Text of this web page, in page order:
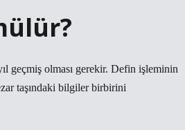
geçmiş olması gerekir. Defin işleminin
taşındaki bilgiler birbirini